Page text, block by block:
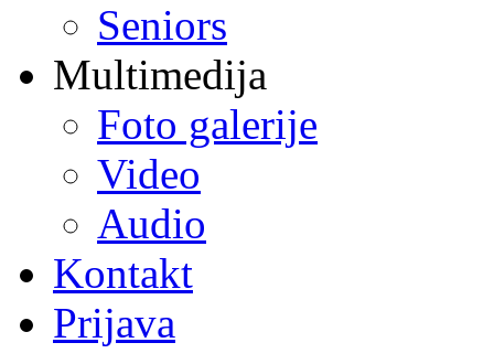
Seniors
Multimedija
Foto galerije
Video
Audio
Kontakt
Prijava